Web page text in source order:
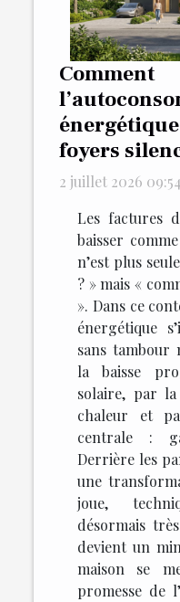
Comment
foyers
2 juillet 2026 09:54
Les factures
baisser
n’est plus
? » mais «
». Dans ce
énergétique
sans
la baisse
solaire, par
chaleur et
centrale :
Derrière les
une
joue,
désormais
devient un
maison se
promesse de